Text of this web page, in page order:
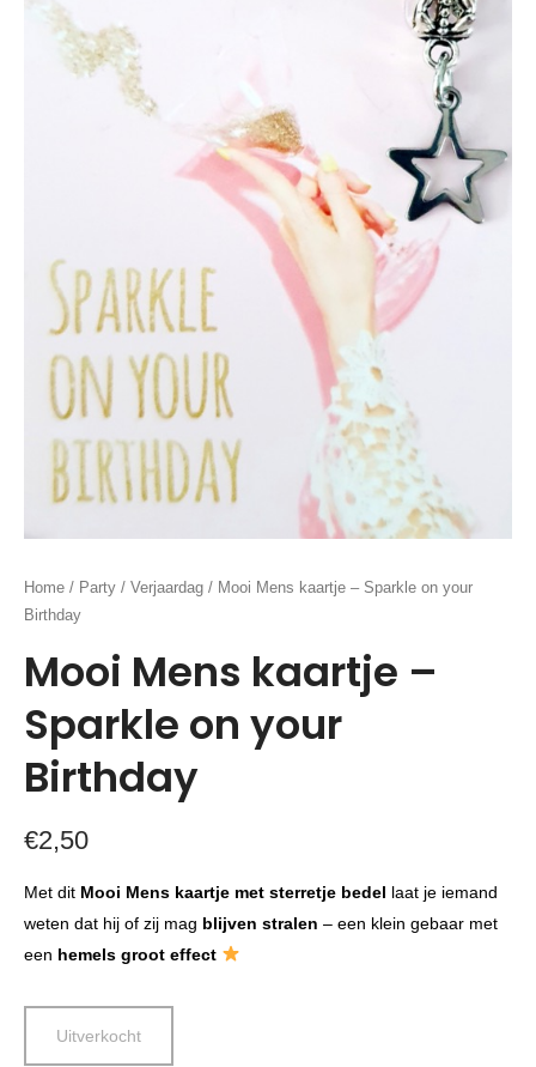
Home / Party / Verjaardag / Mooi Mens kaartje – Sparkle on your
Birthday
Mooi Mens kaartje –
Sparkle on your
Birthday
€2,50
Met dit Mooi Mens kaartje met sterretje bedel laat je iemand
weten dat hij of zij mag blijven stralen – een klein gebaar met
een hemels groot effect
Uitverkocht